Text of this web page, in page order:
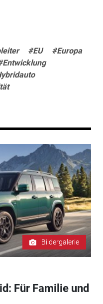
#EU
#Europa
Bildergalerie
Für Familie und